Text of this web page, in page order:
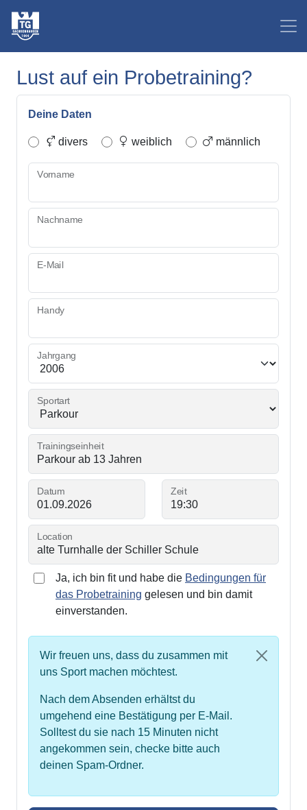
Lust auf ein Probetraining?
Deine Daten
divers weiblich männlich
Vorname
Nachname
E-Mail
Handy
Jahrgang
Sportart
Trainingseinheit
Datum Zeit
Location
Ja, ich bin fit und habe die Bedingungen für
das Probetraining gelesen und bin damit
einverstanden.
Wir freuen uns, dass du zusammen mit
uns Sport machen möchtest.
Nach dem Absenden erhältst du
umgehend eine Bestätigung per E-Mail.
Solltest du sie nach 15 Minuten nicht
angekommen sein, checke bitte auch
deinen Spam-Ordner.